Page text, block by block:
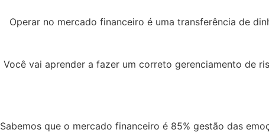
Operar no mercado financeiro é uma transferência de
Você vai aprender a fazer um correto gerenciamento de
Sabemos que o mercado financeiro é 85% gestão das